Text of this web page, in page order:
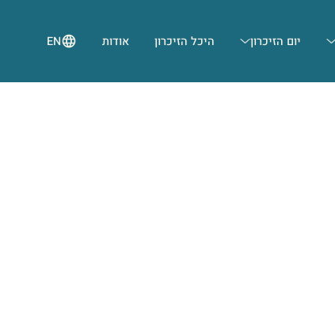
יום הזיכרון היכל הזיכרון אודות EN